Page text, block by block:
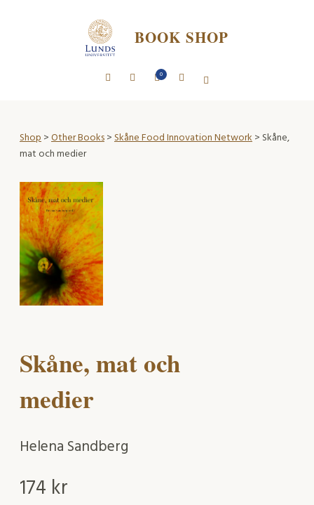
BOOK SHOP
0
Shop>Other Books>Skåne Food Innovation Network> Skåne,
mat och medier
Skåne, mat och
medier
Helena Sandberg
174 kr